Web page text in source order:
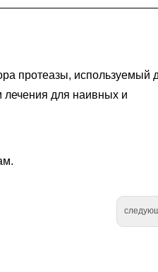
протеазы, используемый
для наивных и